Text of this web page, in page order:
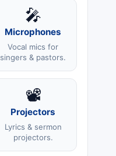
🎤
Microphones
Vocal mics for
singers & pastors.
📽️
Projectors
Lyrics & sermon
projectors.